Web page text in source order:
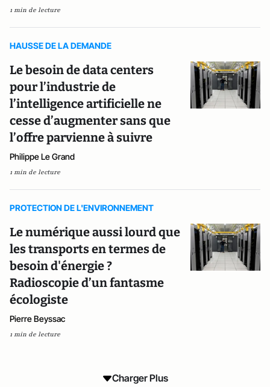
1 min de lecture
HAUSSE DE LA DEMANDE
Le besoin de data centers
pour l’industrie de
l’intelligence artificielle ne
cesse d’augmenter sans que
l’offre parvienne à suivre
Philippe Le Grand
1 min de lecture
PROTECTION DE L'ENVIRONNEMENT
Le numérique aussi lourd que
les transports en termes de
besoin d'énergie ?
Radioscopie d’un fantasme
écologiste
Pierre Beyssac
1 min de lecture
Charger Plus